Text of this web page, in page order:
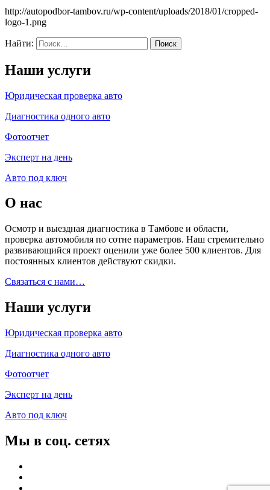
http://autopodbor-tambov.ru/wp-content/uploads/2018/01/cropped-
logo-1.png
Найти:
Наши услуги
Юридическая проверка авто
Диагностика одного авто
Фотоотчет
Эксперт на день
Авто под ключ
О нас
Осмотр и выездная диагностика в Тамбове и области,
проверка автомобиля по сотне параметров. Наш стремительно
развивающийся проект оценили уже более 500 клиентов. Для
постоянных клиентов действуют скидки.
Связаться с нами…
Наши услуги
Юридическая проверка авто
Диагностика одного авто
Фотоотчет
Эксперт на день
Авто под ключ
Мы в соц. сетях